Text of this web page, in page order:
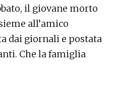
il giovane morto
all’amico
dai giornali e postata
Che la famiglia